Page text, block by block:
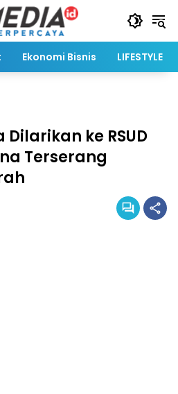
Ekonomi Bisnis LIFESTYLE
ke RSUD
Terserang